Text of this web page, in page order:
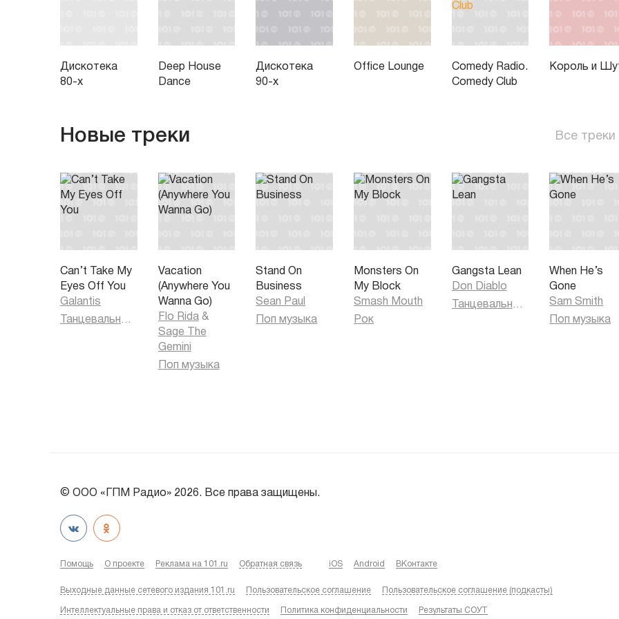
Дискотека
80-х
Deep House
Dance
Дискотека
90-х
Office Lounge
Comedy Radio.
Comedy Club
Король и
Новые треки Все треки
Can’t Take My
Eyes Off You
Galantis
Танцевальная музыка
Vacation
(Anywhere You
Wanna Go)
Flo Rida &
Sage The
Gemini
Поп музыка
Stand On
Business
Sean Paul
Поп музыка
Monsters On
My Block
Smash Mouth
Рок
Gangsta Lean
Don Diablo
Танцевальная музыка
When He’s
Gone
Sam Smith
Поп музыка
© ООО «ГПМ Радио» 2026. Все права защищены.
Помощь О проекте Реклама на 101.ru Обратная связь iOS Android ВКонтакте
Выходные данные сетевого издания 101.ru Пользовательское соглашение Пользовательское соглашение (подкасты)
Интеллектуальные права и отказ от ответственности Политика конфиденциальности Результаты СОУТ